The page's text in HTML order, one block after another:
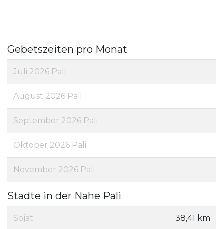
Gebetszeiten pro Monat
Juli 2026 Pali
August 2026 Pali
September 2026 Pali
Oktober 2026 Pali
November 2026 Pali
Städte in der Nähe Pali
Sojat 38,41 km